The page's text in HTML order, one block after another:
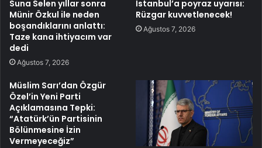
Suna Selen yıllar sonra
Münir Özkul ile neden
boşandıklarını anlattı:
Taze kana ihtiyacım var
dedi
Ağustos 7, 2026
İstanbul’a poyraz uyarısı:
Rüzgar kuvvetlenecek!
Ağustos 7, 2026
Müslim Sarı’dan Özgür
Özel’in Yeni Parti
Açıklamasına Tepki:
“Atatürk’ün Partisinin
Bölünmesine İzin
Vermeyeceğiz”